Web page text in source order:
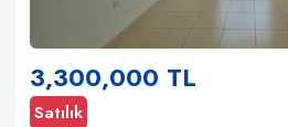
3,300,000 TL
Satılık